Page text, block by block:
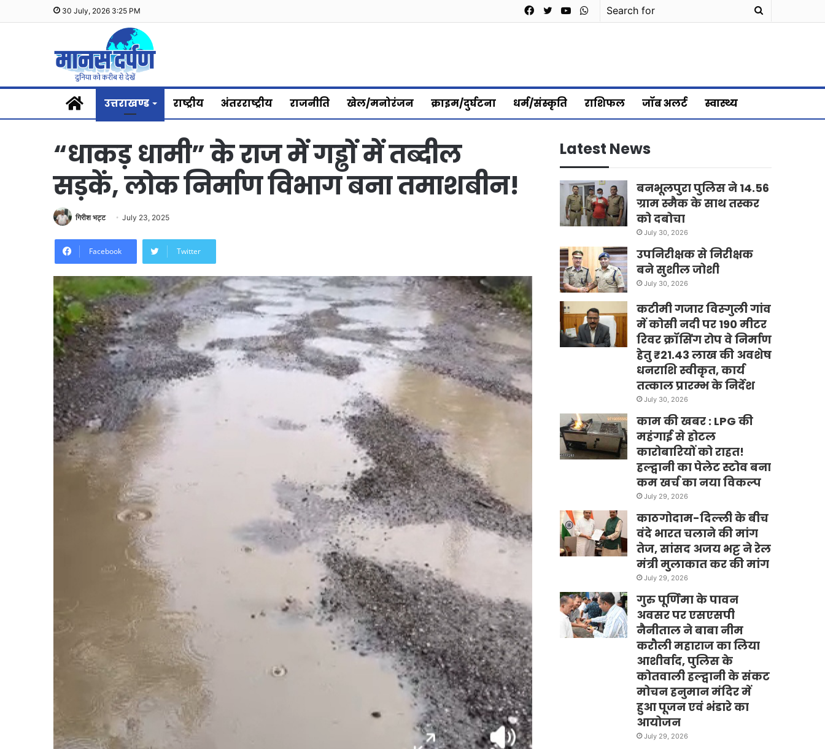
30 July, 2026 3:25 PM
Search
WhatsApp
YouTube
Twitter
Facebook
Homeउत्तराखण्ड राष्ट्रीय अंतरराष्ट्रीय राजनीति खेल/मनोरंजन क्राइम/दुर्घटना धर्म/संस्कृति राशिफल जॉब अलर्ट स्वास्थ्य
“धाकड़ धामी” के राज में गड्ढों में तब्दील
सड़कें, लोक निर्माण विभाग बना तमाशबीन!
गिरीश भट्ट July 23, 2025
Facebook Twitter
Latest News
बनभूलपुरा पुलिस ने 14.56
ग्राम स्मैक के साथ तस्कर
को दबोचा
July 30, 2026
उपनिरीक्षक से निरीक्षक
बने सुशील जोशी
July 30, 2026
कटीमी गजार विस्गुली गांव
में कोसी नदी पर 190 मीटर
रिवर क्रॉसिंग रोप वे निर्माण
हेतु ₹21.43 लाख की अवशेष
धनराशि स्वीकृत, कार्य
तत्काल प्रारम्भ के निर्देश
July 30, 2026
काम की खबर : LPG की
महंगाई से होटल
कारोबारियों को राहत!
हल्द्वानी का पेलेट स्टोव बना
कम खर्च का नया विकल्प
July 29, 2026
काठगोदाम-दिल्ली के बीच
वंदे भारत चलाने की मांग
तेज, सांसद अजय भट्ट ने रेल
मंत्री मुलाकात कर की मांग
July 29, 2026
गुरु पूर्णिमा के पावन
अवसर पर एसएसपी
नैनीताल ने बाबा नीम
करौली महाराज का लिया
आशीर्वाद, पुलिस के
कोतवाली हल्द्वानी के संकट
मोचन हनुमान मंदिर में
हुआ पूजन एवं भंडारे का
आयोजन
July 29, 2026